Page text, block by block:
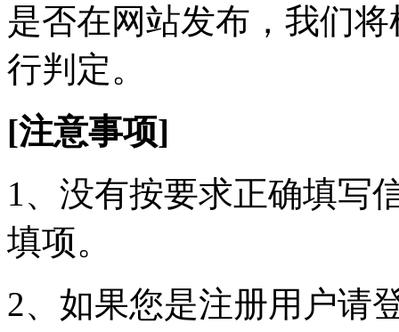
是否在网站发布，我们
行判定。
[注意事项]
1、没有按要求正确填写
填项。
2、如果您是注册用户请